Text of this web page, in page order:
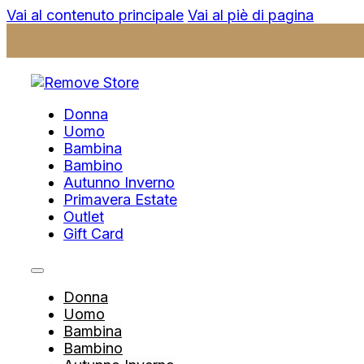
Vai al contenuto principale Vai al piè di pagina
Donna
Uomo
Bambina
Bambino
Autunno Inverno
Primavera Estate
Outlet
Gift Card
Donna
Uomo
Bambina
Bambino